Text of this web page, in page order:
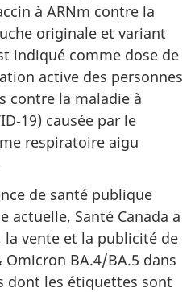
à ARNm contre la
originale et variant
indiqué comme dose de
active des personnes
contre la maladie à
causée par le
respiratoire aigu
de santé publique
actuelle, Santé Canada a
vente et la publicité de
Omicron BA.4/BA.5 dans
dont les étiquettes sont